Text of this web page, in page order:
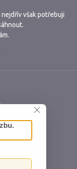
však potřebuji